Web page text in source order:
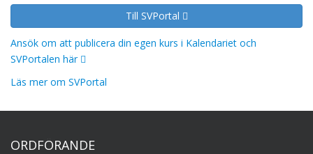
Till SVPortal
Ansök om att publicera din egen kurs i Kalendariet och
SVPortalen här
Läs mer om SVPortal
ORDFÖRANDE